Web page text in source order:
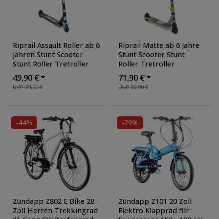
Riprail Assault Roller ab 6
Jahren Stunt Scooter
Stunt Roller Tretroller
Kinderroller Cityroller
Skater Roller Freestyle
für Tricks Kickscooter
UVP 79,00 €
49,90 € *
Riprail Matte ab 6 Jahre
Stunt Scooter Stunt
Roller Tretroller
Kinderroller Cityroller
Skater Roller Freestyle
für Tricks Kickscooter
UVP 99,90 €
71,90 € *
-44%
Zündapp Z802 E Bike 28
Zoll Herren Trekkingrad
-29%
Zündapp Z101 20 Zoll
Elektro Klapprad für